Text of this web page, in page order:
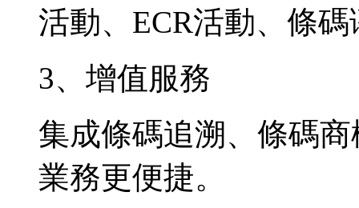
活動、ECR活動、條
3、增值服務
集成條碼追溯、條碼
業務更便捷。